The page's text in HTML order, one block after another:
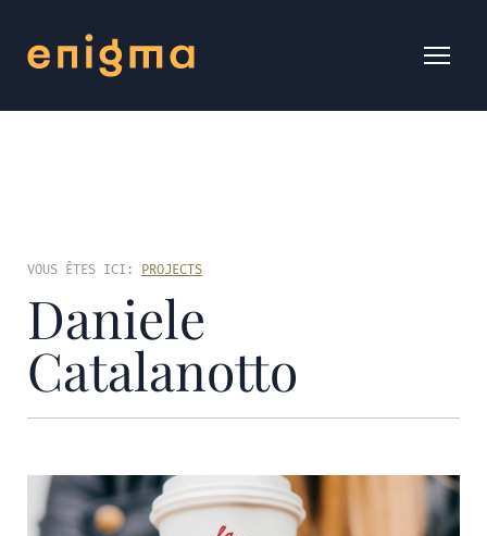
VOUS ÊTES ICI: PROJECTS
Daniele
Catalanotto